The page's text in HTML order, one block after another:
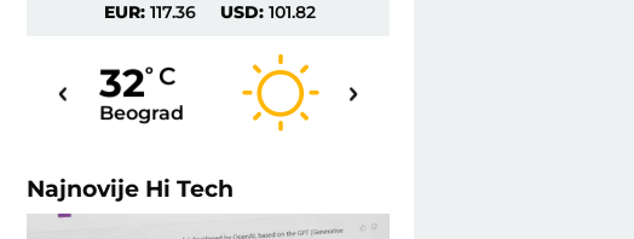
EUR:117.36 USD: 101.82
32o C
Beograd
Najnovije Hi Tech